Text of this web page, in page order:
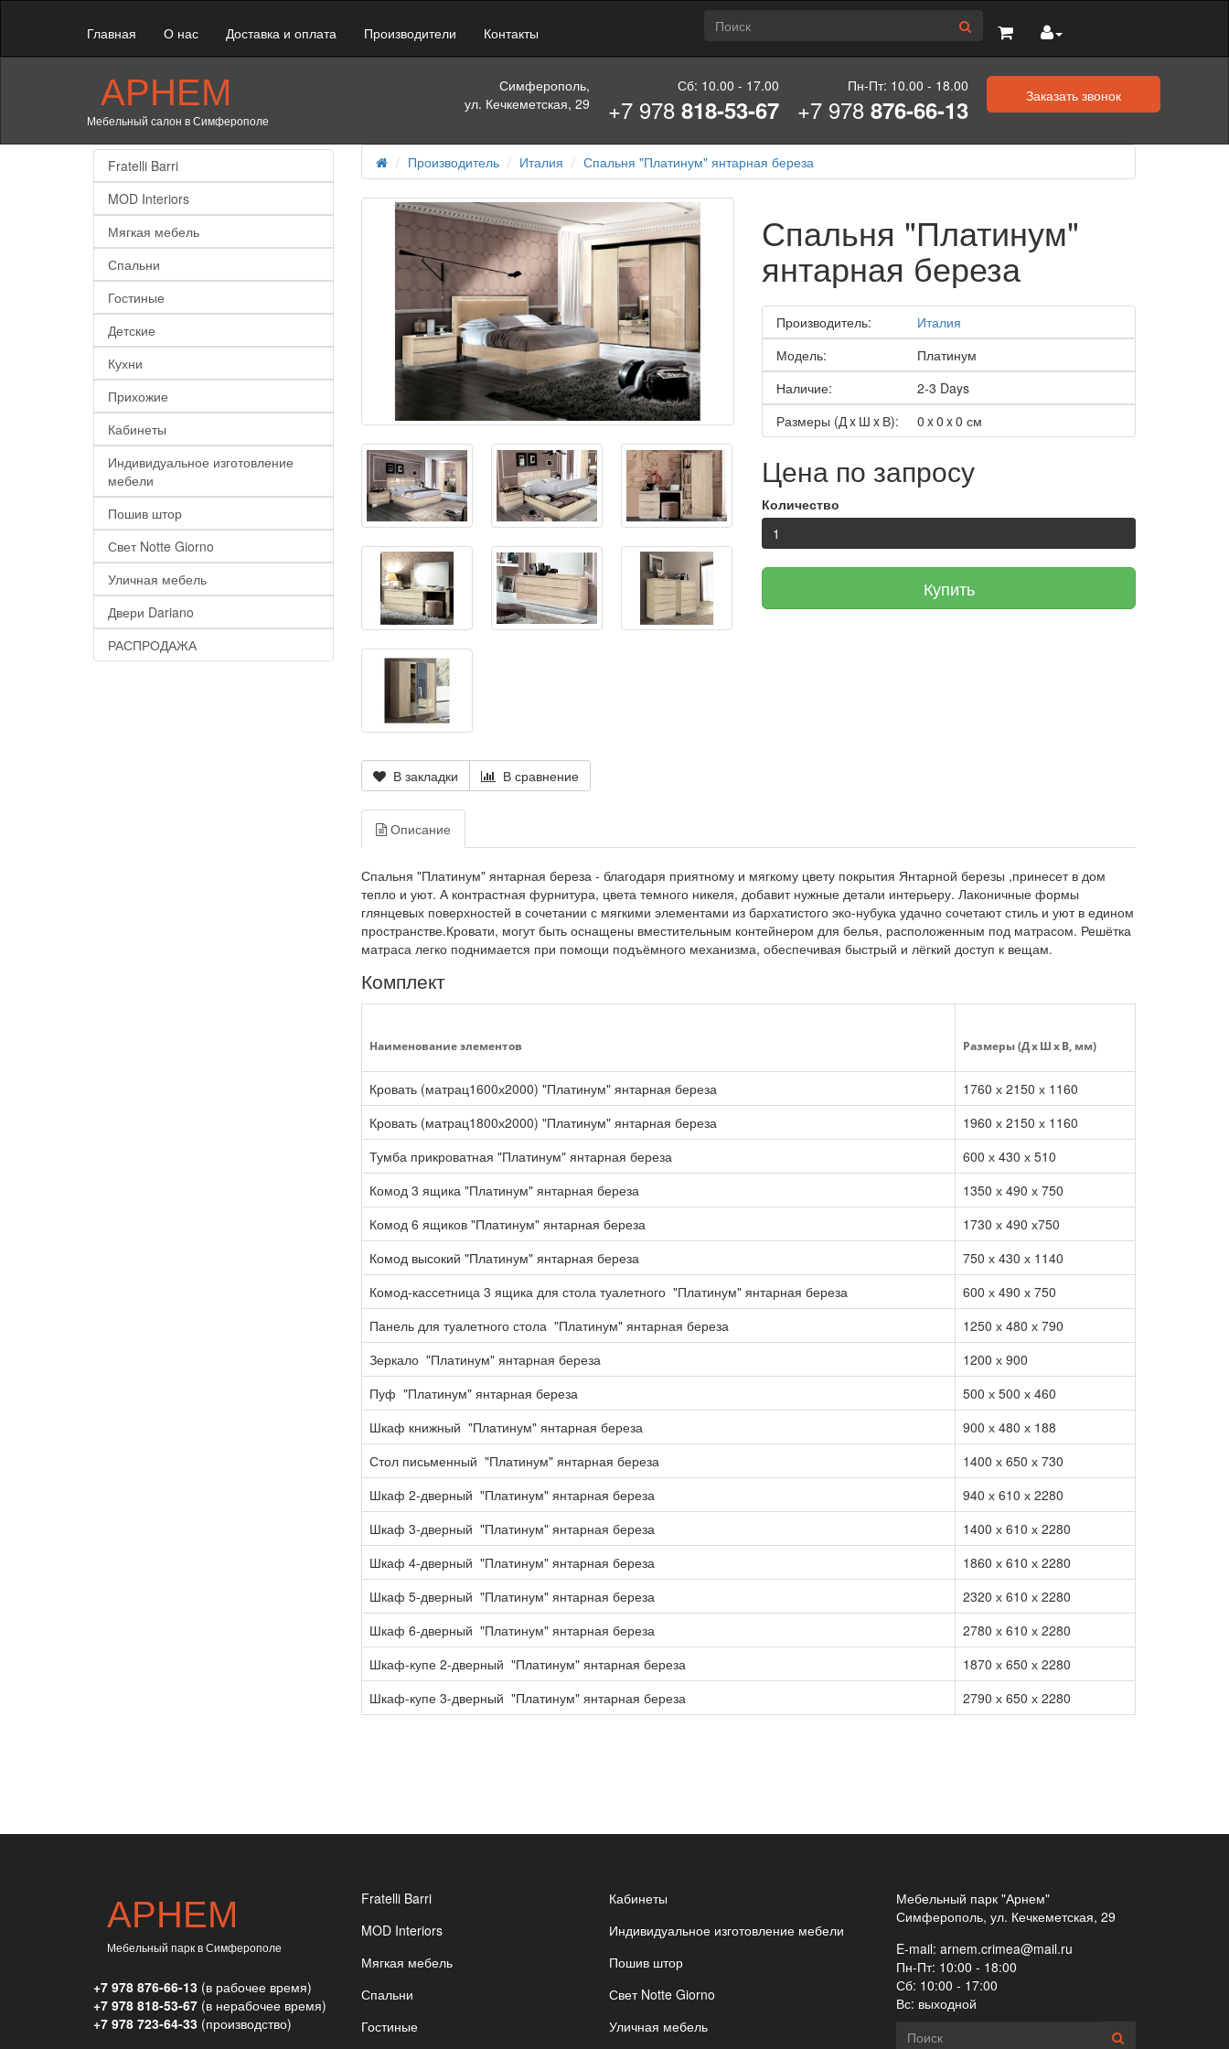
Главная О нас Доставка и оплата Производители Контакты
АРНЕМ
Мебельный салон в Симферополе
Симферополь,
ул. Кечкеметская, 29
Сб: 10.00 - 17.00
+7 978818-53-67
Пн-Пт: 10.00 - 18.00
+7 978876-66-13 Заказать звонок
Fratelli Barri
MOD Interiors
Мягкая мебель
Спальни
Гостиные
Детские
Кухни
Прихожие
Кабинеты
Индивидуальное изготовление
мебели
Пошив штор
Свет Notte Giorno
Уличная мебель
Двери Dariano
РАСПРОДАЖА
Производитель Италия Спальня "Платинум" янтарная береза
В закладки В сравнение
Спальня "Платинум"
янтарная береза
Производитель:
Италия
Модель:
Платинум
Наличие:
2-3 Days
Размеры (Д x Ш x В):
0 x 0 x 0 см
Цена по запросу
Количество
Купить
Описание
Спальня "Платинум" янтарная береза - благодаря приятному и мягкому цвету покрытия Янтарной березы ,принесет в дом
тепло и уют. А контрастная фурнитура, цвета темного никеля, добавит нужные детали интерьеру. Лаконичные формы
глянцевых поверхностей в сочетании с мягкими элементами из бархатистого эко-нубука удачно сочетают стиль и уют в едином
пространстве.Кровати, могут быть оснащены вместительным контейнером для белья, расположенным под матрасом. Решётка
матраса легко поднимается при помощи подъёмного механизма, обеспечивая быстрый и лёгкий доступ к вещам.
Комплект
Наименование элементов Размеры (Д x Ш x В, мм)
Кровать (матрац1600х2000) "Платинум" янтарная береза
1760 х 2150 х 1160
Кровать (матрац1800х2000) "Платинум" янтарная береза
1960 х 2150 х 1160
Тумба прикроватная "Платинум" янтарная береза
600 х 430 х 510
Комод 3 ящика "Платинум" янтарная береза
1350 х 490 х 750
Комод 6 ящиков "Платинум" янтарная береза
1730 х 490 х750
Комод высокий "Платинум" янтарная береза
750 х 430 х 1140
Комод-кассетница 3 ящика для стола туалетного "Платинум" янтарная береза
600 х 490 х 750
Панель для туалетного стола "Платинум" янтарная береза
1250 х 480 х 790
Зеркало "Платинум" янтарная береза
1200 х 900
Пуф "Платинум" янтарная береза
500 х 500 х 460
Шкаф книжный "Платинум" янтарная береза
900 х 480 х 188
Стол письменный "Платинум" янтарная береза
1400 х 650 х 730
Шкаф 2-дверный "Платинум" янтарная береза
940 х 610 х 2280
Шкаф 3-дверный "Платинум" янтарная береза
1400 х 610 х 2280
Шкаф 4-дверный "Платинум" янтарная береза
1860 х 610 х 2280
Шкаф 5-дверный "Платинум" янтарная береза
2320 х 610 х 2280
Шкаф 6-дверный "Платинум" янтарная береза
2780 х 610 х 2280
Шкаф-купе 2-дверный "Платинум" янтарная береза
1870 х 650 х 2280
Шкаф-купе 3-дверный "Платинум" янтарная береза
2790 х 650 х 2280
АРНЕМ
Мебельный парк в Симферополе
+7 978 876-66-13 (в рабочее время)
+7 978 818-53-67 (в нерабочее время)
+7 978 723-64-33 (производство)
Fratelli Barri
MOD Interiors
Мягкая мебель
Спальни
Гостиные
Кабинеты
Индивидуальное изготовление мебели
Пошив штор
Свет Notte Giorno
Уличная мебель
Мебельный парк "Арнем"
Симферополь, ул. Кечкеметская, 29
E-mail: arnem.crimea@mail.ru
Пн-Пт: 10:00 - 18:00
Сб: 10:00 - 17:00
Вс: выходной